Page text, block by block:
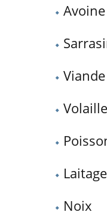
Avoine
Volaille
Noix